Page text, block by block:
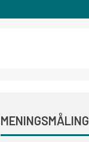
MENINGSMÅLING